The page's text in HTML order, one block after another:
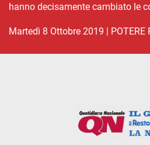
hanno decisamente cambiato le
martedì 8 Ottobre 2019 | POTERE